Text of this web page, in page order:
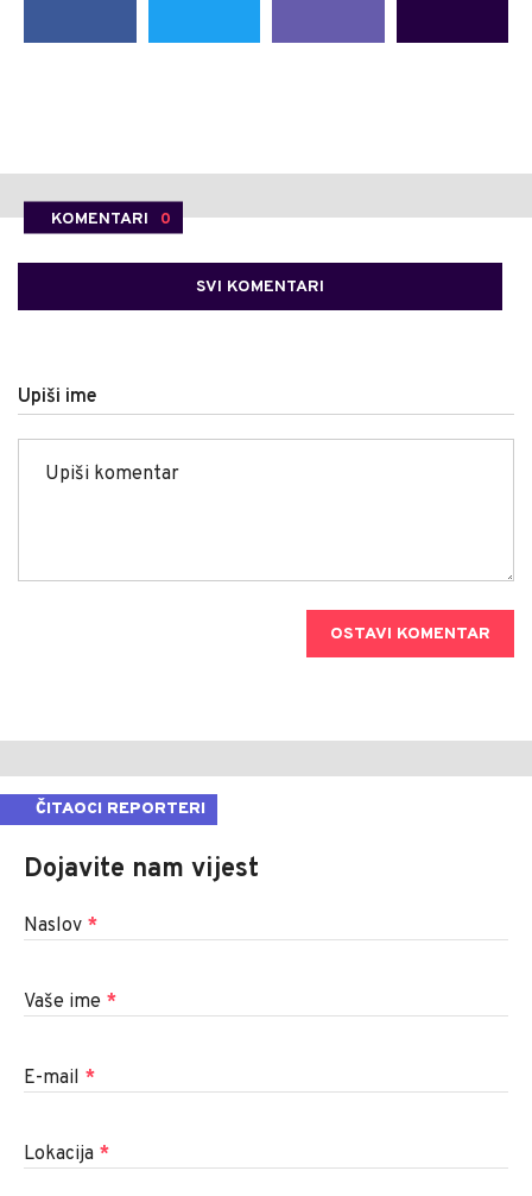
KOMENTARI 0
SVI KOMENTARI
Upiši ime
OSTAVI KOMENTAR
ČITAOCI REPORTERI
Dojavite nam vijest
Naslov *
Vaše ime *
E-mail *
Lokacija *